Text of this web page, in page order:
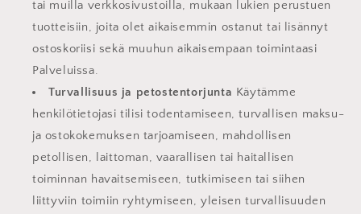
tai muilla verkkosivustoilla, mukaan lukien perustuen
tuotteisiin, joita olet aikaisemmin ostanut tai lisännyt
ostoskoriisi sekä muuhun aikaisempaan toimintaasi
Palveluissa.
Turvallisuus ja petostentorjunta Käytämme
henkilötietojasi tilisi todentamiseen, turvallisen maksu-
ja ostokokemuksen tarjoamiseen, mahdollisen
petollisen, laittoman, vaarallisen tai haitallisen
toiminnan havaitsemiseen, tutkimiseen tai siihen
liittyviin toimiin ryhtymiseen, yleisen turvallisuuden